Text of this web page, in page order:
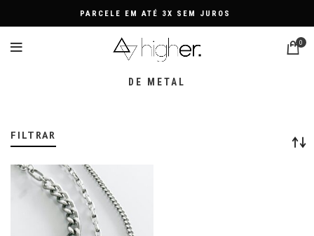
PARCELE EM ATÉ 3X SEM JUROS
0
DE METAL
FILTRAR